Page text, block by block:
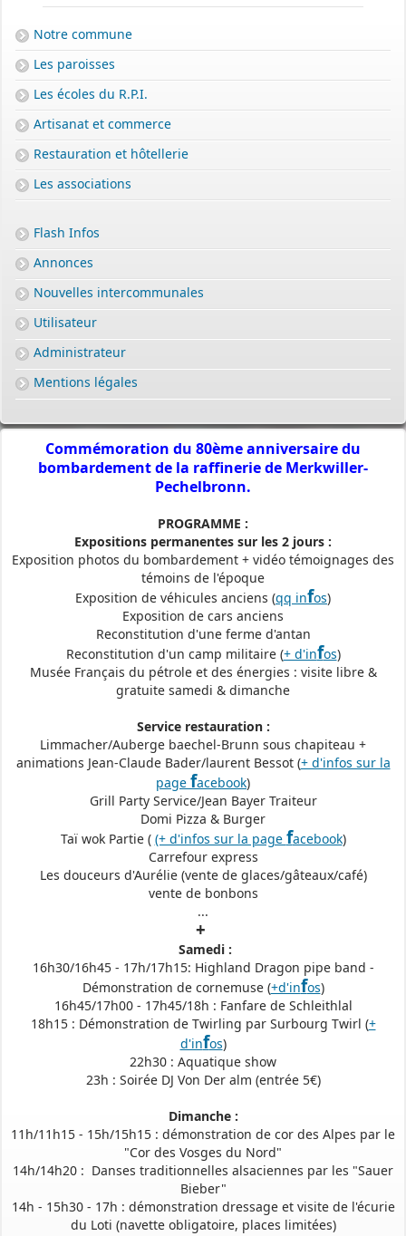
Notre commune
Les paroisses
Les écoles du R.P.I.
Artisanat et commerce
Restauration et hôtellerie
Les associations
Flash Infos
Annonces
Nouvelles intercommunales
Utilisateur
Administrateur
Mentions légales
Commémoration du 80ème anniversaire du
bombardement de la raffinerie de Merkwiller-
Pechelbronn.
PROGRAMME :
Expositions permanentes sur les 2 jours :
Exposition photos du bombardement + vidéo témoignages des
témoins de l'époque
Exposition de véhicules anciens (qq infos)
Exposition de cars anciens
Reconstitution d'une ferme d'antan
Reconstitution d'un camp militaire (+ d'infos)
Musée Français du pétrole et des énergies : visite libre &
gratuite samedi & dimanche
Service restauration :
Limmacher/Auberge baechel-Brunn sous chapiteau +
animations Jean-Claude Bader/laurent Bessot (+ d'infos sur la
page facebook)
Grill Party Service/Jean Bayer Traiteur
Domi Pizza & Burger
Taï wok Partie ( (+ d'infos sur la page facebook)
Carrefour express
Les douceurs d'Aurélie (vente de glaces/gâteaux/café)
vente de bonbons
...
+
Samedi :
16h30/16h45 - 17h/17h15: Highland Dragon pipe band -
Démonstration de cornemuse (+d'infos)
16h45/17h00 - 17h45/18h : Fanfare de Schleithlal
18h15 : Démonstration de Twirling par Surbourg Twirl (+
d'infos)
22h30 : Aquatique show
23h : Soirée DJ Von Der alm (entrée 5€)
Dimanche :
11h/11h15 - 15h/15h15 : démonstration de cor des Alpes par le
"Cor des Vosges du Nord"
14h/14h20 : Danses traditionnelles alsaciennes par les "Sauer
Bieber"
14h - 15h30 - 17h : démonstration dressage et visite de l'écurie
du Loti (navette obligatoire, places limitées)